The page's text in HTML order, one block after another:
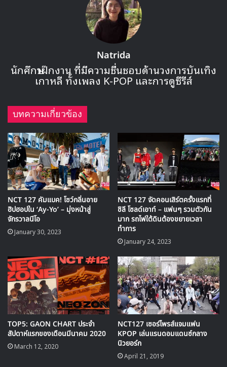
‘NEO CITY : BANGKOK-THE LINK’ ในครั้งนี้ NCT 127
สร้างช่วงเวลาที่เหมือนหลุดเข้าไปในโลกของหนุ่ม ๆ เริ่มด้วย
เพลง‘Kick it’เพลงที่โด่งดังไปทั่วโลก ด้วยความเป็น
เอกลักษณ์ของเพลงและท่าเต้นแบบผสมผสานศิลปะป้องกันตัว
ตามต่อด้วยเพลงที่เปรี้ยวซี้ดที่สร้างความฮือฮาให้กับแฟนๆ มา
แล้วด้วยท่อนร้องเปิดอย่างเพลง
‘Lemonnade’และเพลงฮิต
ตลอดกาล‘Cherry Bomb’ระเบิดความหวานปนเปรี้ยวซ่า ที่
แฟนๆ ต่างคุ้นเคยกับเพลงนี้ดี และยังมีเพลงฮิตอีกมากมาย ทั้ง
‘TOUCH’, ‘Regular’, ‘Highway to Heaven’, ‘Sticker’,
Natrida
นักศึกษาฝึกงาน ที่มีความชื่นชอบด้านวงการบันเทิง
เกาหลี ทั้งเพลง K-POP และการดูซีรีส์
บทความเกี่ยวข้อง
NCT 127 คัมแบค! โชว์กลิ่นอาย
ฮิปฮอปใน ‘Ay-Yo’ – มุ่งหน้าสู่
จักรวาลนีโอ
January 30, 2023
NCT 127 จัดคอนเสิร์ตครั้งแรกที่
ชิลี โซลด์เอาท์ – แฟนๆ รวมตัวกัน
มาก รถไฟใต้ดินต้องขยายเวลา
ทำการ
January 24, 2023
TOP5: GAON CHART ประจำ
สัปดาห์แรกของเดือนมีนาคม 2020
March 12, 2020
NCT127 เซอร์ไพรส์แจมแฟน
KPOP เล่นแรนดอมแดนซ์กลาง
นิวยอร์ก
April 21, 2019